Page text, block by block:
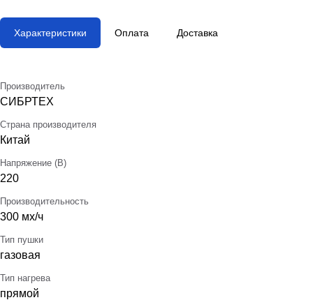
Характеристики Оплата Доставка
Производитель
СИБРТЕХ
Страна производителя
Китай
Напряжение (В)
220
Производительность
300 мх/ч
Тип пушки
газовая
Тип нагрева
прямой